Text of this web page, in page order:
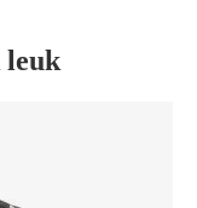
leuk